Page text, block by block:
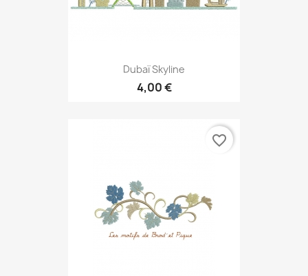
Dubaï Skyline
4,00 €
favorite_border